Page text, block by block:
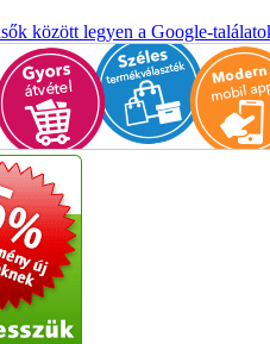
között legyen a Google-